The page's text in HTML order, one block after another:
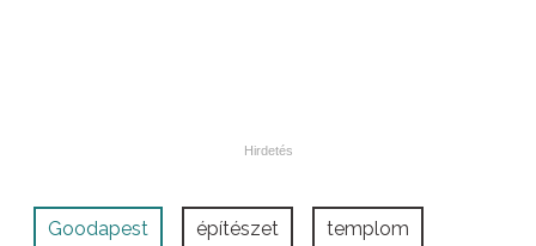
Goodapest építészet templom